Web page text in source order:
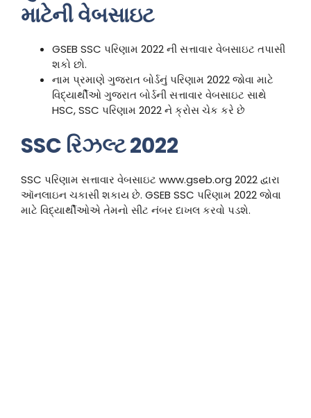
માટેની વેબસાઇટ
GSEB SSC પરિણામ 2022 ની સત્તાવાર વેબસાઇટ તપાસી
શકો છો.
નામ પ્રમાણે ગુજરાત બોર્ડનું પરિણામ 2022 જોવા માટે
વિદ્યાર્થીઓ ગુજરાત બોર્ડની સત્તાવાર વેબસાઇટ સાથે
HSC, SSC પરિણામ 2022 ને ક્રોસ ચેક કરે છે
SSC રિઝલ્ટ 2022
SSC પરિણામ સત્તાવાર વેબસાઇટ www.gseb.org 2022 દ્વારા
ઑનલાઇન ચકાસી શકાય છે. GSEB SSC પરિણામ 2022 જોવા
માટે વિદ્યાર્થીઓએ તેમનો સીટ નંબર દાખલ કરવો પડશે.